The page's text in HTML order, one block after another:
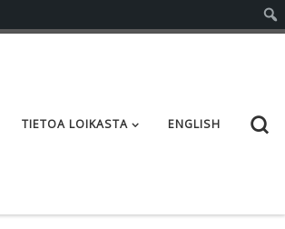
TIETOA LOIKASTA ENGLISH